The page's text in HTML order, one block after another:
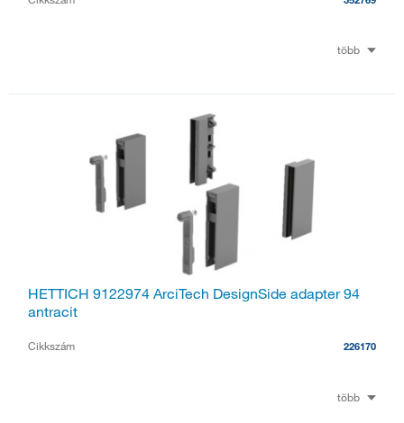
több
HETTICH 9122974 ArciTech DesignSide adapter 94
antracit
Cikkszám 226170
több